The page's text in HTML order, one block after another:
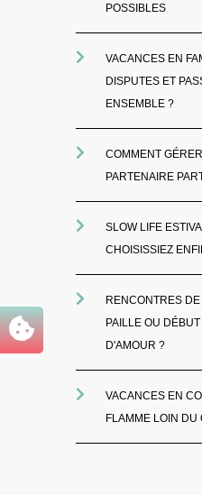
POSSIBLES
VACANCES EN
DISPUTES ET
ENSEMBLE ?
COMMENT
PARTENAIRE
SLOW LIFE
CHOISISSIEZ
RENCONTRES
PAILLE OU
D'AMOUR ?
VACANCES EN
FLAMME LOIN DU